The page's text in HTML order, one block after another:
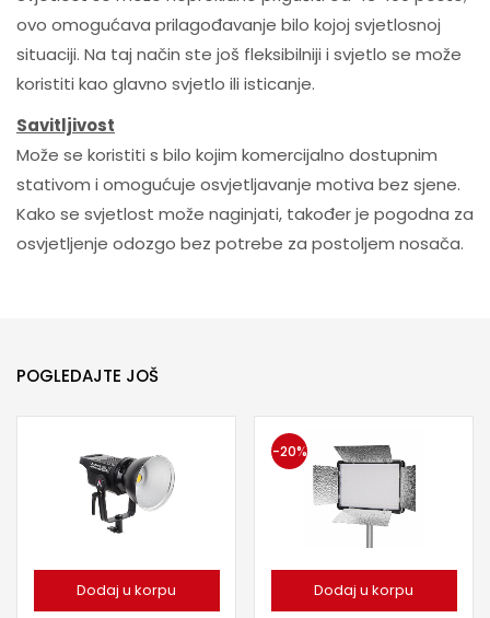
ovo omogućava prilagođavanje bilo kojoj svjetlosnoj
situaciji. Na taj način ste još fleksibilniji i svjetlo se može
koristiti kao glavno svjetlo ili isticanje.
Savitljivost
Može se koristiti s bilo kojim komercijalno dostupnim
stativom i omogućuje osvjetljavanje motiva bez sjene.
Kako se svjetlost može naginjati, također je pogodna za
osvjetljenje odozgo bez potrebe za postoljem nosača.
POGLEDAJTE JOŠ
Dodaj u korpu Dodaj u korpu
-20%